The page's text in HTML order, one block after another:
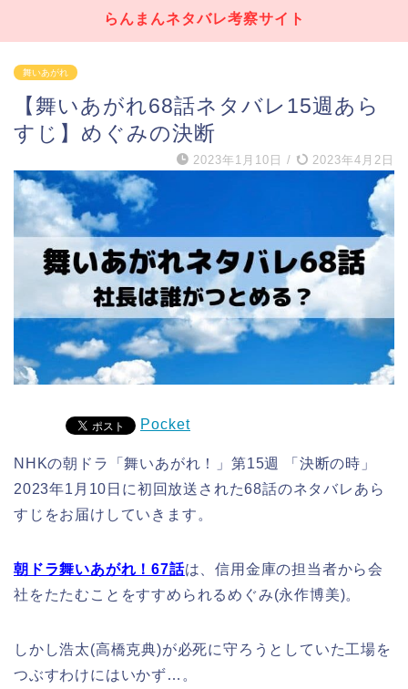
らんまんネタバレ考察サイト
舞いあがれ
【舞いあがれ68話ネタバレ15週あら
すじ】めぐみの決断
2023年1月10日 / 2023年4月2日
Pocket
NHKの朝ドラ「舞いあがれ！」第15週 「決断の時」
2023年1月10日に初回放送された68話のネタバレあら
すじをお届けしていきます。
朝ドラ舞いあがれ！67話は、信用金庫の担当者から会
社をたたむことをすすめられるめぐみ(永作博美)。
しかし浩太(高橋克典)が必死に守ろうとしていた工場を
つぶすわけにはいかず…。